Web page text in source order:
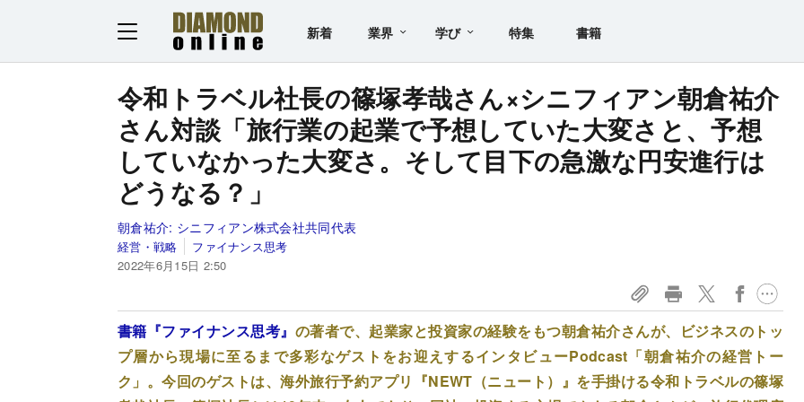
新着 業界 学び 特集 書籍
令和トラベル社長の篠塚孝哉さん×シニフィアン朝倉祐介
さん対談「旅行業の起業で予想していた大変さと、予想
していなかった大変さ。そして目下の急激な円安進行は
どうなる？」
朝倉祐介: シニフィアン株式会社共同代表
経営・戦略
ファイナンス思考
2022年6月15日 2:50
書籍『ファイナンス思考』 の著者で、起業家と投資家の経験をもつ朝倉祐介さんが、ビジネスのトッ
プ層から現場に至るまで多彩なゲストをお迎えするインタビューPodcast「朝倉祐介の経営トー
ク」。今回のゲストは、海外旅行予約アプリ『NEWT（ニュート）』を手掛ける令和トラベルの篠塚